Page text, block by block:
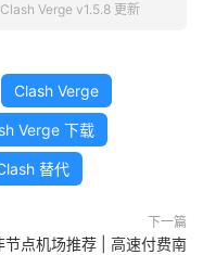
Clash Verge v1.5.8 更新
Clash Verge
Verge 下载
替代
下一篇
节点机场推荐 | 高速付费南